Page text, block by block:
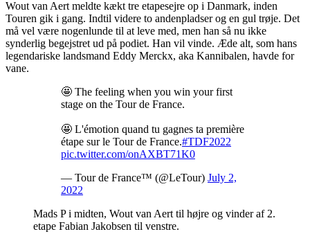
Wout van Aert meldte kækt tre etapesejre op i Danmark, inden
Touren gik i gang. Indtil videre to andenpladser og en gul trøje. Det
må vel være nogenlunde til at leve med, men han så nu ikke
synderlig begejstret ud på podiet. Han vil vinde. Æde alt, som hans
legendariske landsmand Eddy Merckx, aka Kannibalen, havde for
vane.
🤩 The feeling when you win your first
stage on the Tour de France.
🤩 L'émotion quand tu gagnes ta première
étape sur le Tour de France.#TDF2022
pic.twitter.com/onAXBT71K0
— Tour de France™ (@LeTour) July 2,
2022
Mads P i midten, Wout van Aert til højre og vinder af 2.
etape Fabian Jakobsen til venstre.